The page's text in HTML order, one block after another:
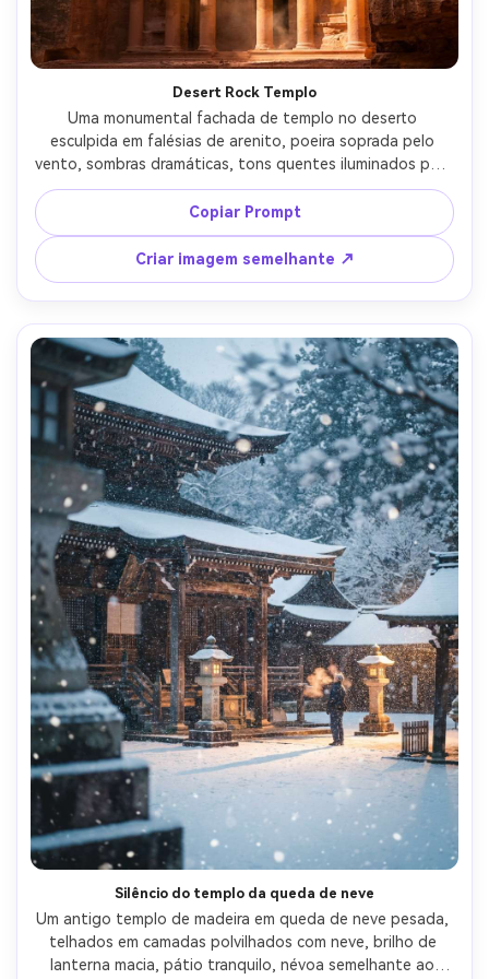
Desert Rock Templo
Uma monumental fachada de templo no deserto
esculpida em falésias de arenito, poeira soprada pelo
vento, sombras dramáticas, tons quentes iluminados pelo
sol, padrões de erosão fotorealistas e linhas de cinzel,
tirado em Nikon D850, 35mm, f/8, forte contraste,
composição simétrica, fotografia de viagem ultra-
detalhada-AR 4:5
Copiar Prompt
Criar imagem semelhante ↗
Silêncio do templo da queda de neve
Um antigo templo de madeira em queda de neve pesada,
telhados em camadas polvilhados com neve, brilho de
lanterna macia, pátio tranquilo, névoa semelhante ao
Crie imagens com
IA sem limites.
100% grátis!
Comece Grátis →